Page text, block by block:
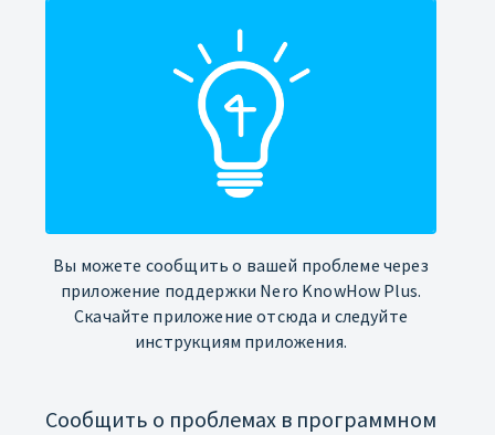
Вы можете сообщить о вашей проблеме через
приложение поддержки Nero KnowHow Plus.
Скачайте приложение отсюда и следуйте
инструкциям приложения.
Сообщить о проблемах в программном